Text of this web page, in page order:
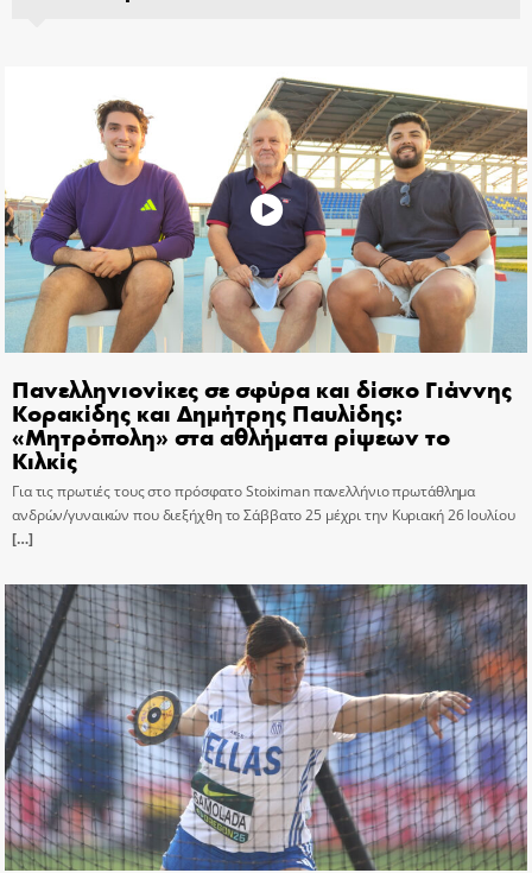
Πανελληνιονίκες σε σφύρα και δίσκο Γιάννης
Κορακίδης και Δημήτρης Παυλίδης:
«Μητρόπολη» στα αθλήματα ρίψεων το
Κιλκίς
Για τις πρωτιές τους στο πρόσφατο Stoiximan πανελλήνιο πρωτάθλημα
ανδρών/γυναικών που διεξήχθη το Σάββατο 25 μέχρι την Κυριακή 26 Ιουλίου
[…]